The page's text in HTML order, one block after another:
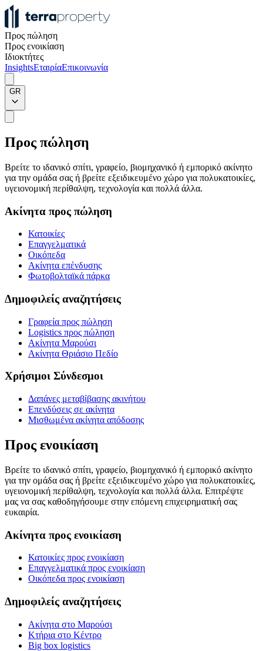
Προς πώληση
Προς ενοικίαση
Ιδιοκτήτες
InsightsΕταιρίαΕπικοινωνία
GR
Προς πώληση
Βρείτε το ιδανικό σπίτι, γραφείο, βιομηχανικό ή εμπορικό ακίνητο
για την ομάδα σας ή βρείτε εξειδικευμένο χώρο για πολυκατοικίες,
υγειονομική περίθαλψη, τεχνολογία και πολλά άλλα.
Ακίνητα προς πώληση
Κατοικίες
Επαγγελματικά
Οικόπεδα
Ακίνητα επένδυσης
Φωτοβολταϊκά πάρκα
Δημοφιλείς αναζητήσεις
Γραφεία προς πώληση
Logistics προς πώληση
Ακίνητα Μαρούσι
Ακίνητα Θριάσιο Πεδίο
Χρήσιμοι Σύνδεσμοι
Δαπάνες μεταβίβασης ακινήτου
Επενδύσεις σε ακίνητα
Μισθωμένα ακίνητα απόδοσης
Προς ενοικίαση
Βρείτε το ιδανικό σπίτι, γραφείο, βιομηχανικό ή εμπορικό ακίνητο
για την ομάδα σας ή βρείτε εξειδικευμένο χώρο για πολυκατοικίες,
υγειονομική περίθαλψη, τεχνολογία και πολλά άλλα. Επιτρέψτε
μας να σας καθοδηγήσουμε στην επόμενη επιχειρηματική σας
ευκαιρία.
Ακίνητα προς ενοικίαση
Κατοικίες προς ενοικίαση
Επαγγελματικά προς ενοικίαση
Οικόπεδα προς ενοικίαση
Δημοφιλείς αναζητήσεις
Ακίνητα στο Μαρούσι
Κτήρια στο Κέντρο
Big box logistics